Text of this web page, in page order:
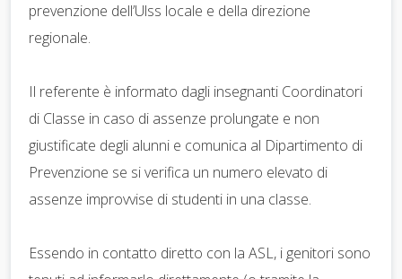
prevenzione dell’Ulss locale e della direzione
regionale.
Il referente è informato dagli insegnanti Coordinatori
di Classe in caso di assenze prolungate e non
giustificate degli alunni e comunica al Dipartimento di
Prevenzione se si verifica un numero elevato di
assenze improvvise di studenti in una classe.
Essendo in contatto diretto con la ASL, i genitori sono